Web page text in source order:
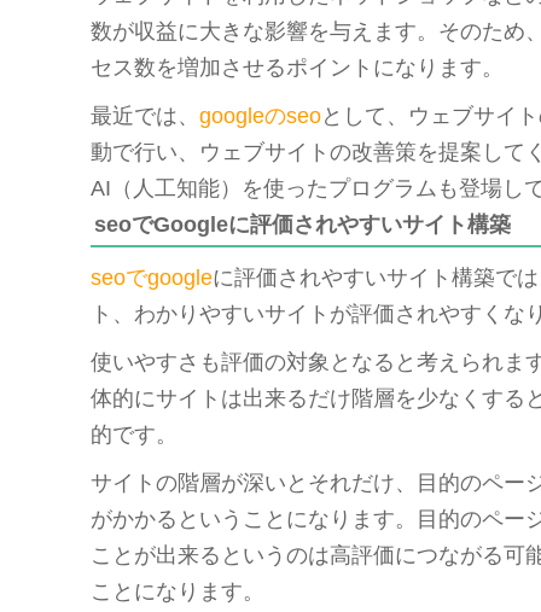
数が収益に大きな影響を与えます。そのため
セス数を増加させるポイントになります。
最近では、 googleのseoとして、ウェブサイ
動で行い、ウェブサイトの改善策を提案して
AI（人工知能）を使ったプログラムも登場し
seoでGoogleに評価されやすいサイト構築
seoでgoogleに評価されやすいサイト構築で
ト、わかりやすいサイトが評価されやすくな
使いやすさも評価の対象となると考えられま
体的にサイトは出来るだけ階層を少なくする
的です。
サイトの階層が深いとそれだけ、目的のペー
がかかるということになります。目的のペー
ことが出来るというのは高評価につながる可
ことになります。